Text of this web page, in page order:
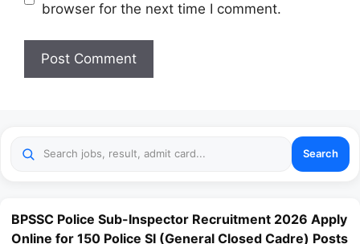
browser for the next time I comment.
Search
BPSSC Police Sub-Inspector Recruitment 2026 Apply
Online for 150 Police SI (General Closed Cadre) Posts